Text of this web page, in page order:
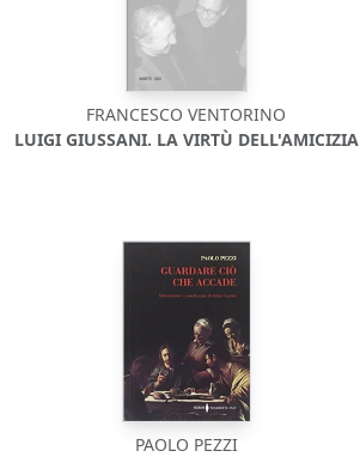
FRANCESCO VENTORINO
LUIGI GIUSSANI. LA VIRTÙ DELL'AMICIZIA
PAOLO PEZZI